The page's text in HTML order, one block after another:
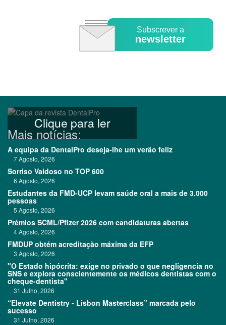
Subscrever a
newsletter
Clique para ler
Mais notícias:
A equipa da DentalPro deseja-lhe um verão feliz
7 Agosto, 2026
Sorriso Vaidoso no TOP 600
6 Agosto, 2026
Estudantes da FMD-UCP levam saúde oral a mais de 3.000
pessoas
5 Agosto, 2026
Prémios SCML/Pfizer 2026 com candidaturas abertas
4 Agosto, 2026
FMDUP obtém acreditação máxima da EFP
3 Agosto, 2026
"O Estado hipócrita: exige no privado o que negligencia no
SNS e explora conscientemente os médicos dentistas com o
cheque-dentista"
31 Julho, 2026
“Elevate Dentistry - Lisbon Masterclass” marcada pelo
sucesso
31 Julho, 2026